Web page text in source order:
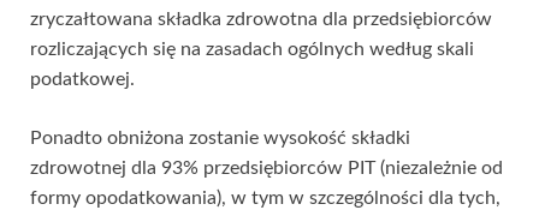
zryczałtowana składka zdrowotna dla przedsiębiorców
rozliczających się na zasadach ogólnych według skali
podatkowej.
Ponadto obniżona zostanie wysokość składki
zdrowotnej dla 93% przedsiębiorców PIT (niezależnie od
formy opodatkowania), w tym w szczególności dla tych,